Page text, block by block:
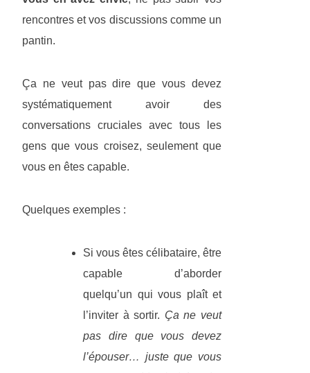
rencontres et vos discussions comme un
pantin.
Ça ne veut pas dire que vous devez
systématiquement avoir des
conversations cruciales avec tous les
gens que vous croisez, seulement que
vous en êtes capable.
Quelques exemples :
Si vous êtes célibataire, être
capable d’aborder
quelqu’un qui vous plaît et
l’inviter à sortir. Ça ne veut
pas dire que vous devez
l’épouser… juste que vous